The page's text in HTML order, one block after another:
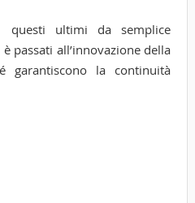
questi ultimi da semplice
passati all’innovazione della
garantiscono la continuità